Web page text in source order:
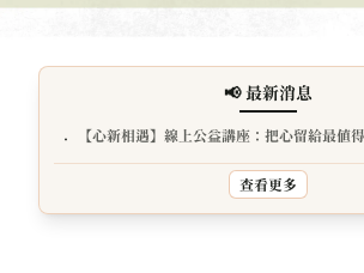
📢 最新消息
• 【心新相遇】線上公益講座：把心留給最值
查看更多